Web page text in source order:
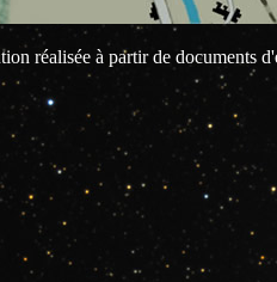
réalisée à partir de documents